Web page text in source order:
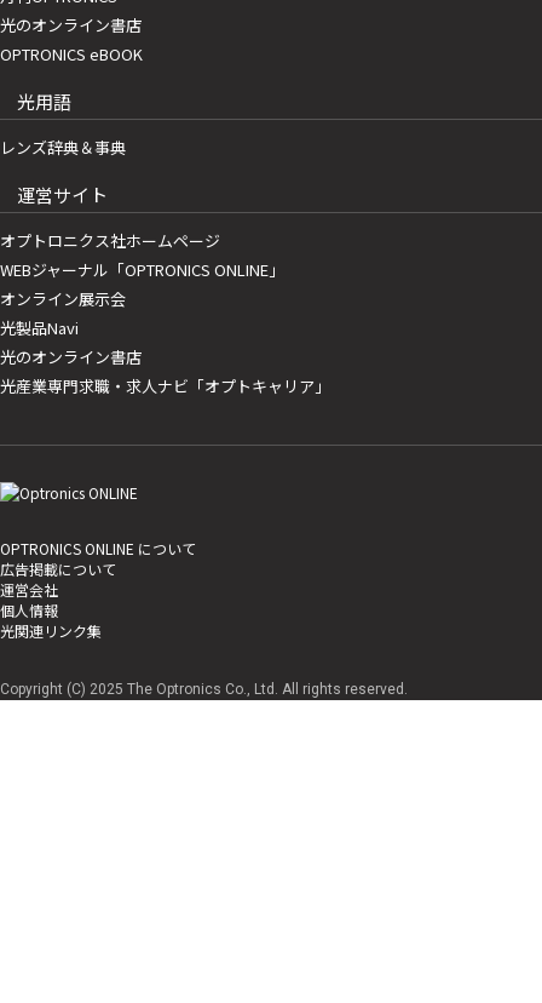
光のオンライン書店
OPTRONICS eBOOK
光用語
レンズ辞典＆事典
運営サイト
オプトロニクス社ホームページ
WEBジャーナル「OPTRONICS ONLINE」
オンライン展示会
光製品Navi
光のオンライン書店
光産業専門求職・求人ナビ「オプトキャリア」
OPTRONICS ONLINE について
広告掲載について
運営会社
個人情報
光関連リンク集
Copyright (C) 2025 The Optronics Co., Ltd. All rights reserved.